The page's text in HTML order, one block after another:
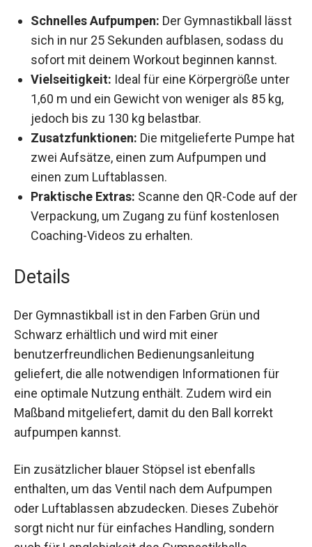
Schnelles Aufpumpen: Der Gymnastikball
lässt sich in nur 25 Sekunden aufblasen,
sodass du sofort mit deinem Workout
beginnen kannst.
Vielseitigkeit: Ideal für eine Körpergröße
unter 1,60 m und ein Gewicht von weniger als
85 kg, jedoch bis zu 130 kg belastbar.
Zusatzfunktionen:Die mitgelieferte Pumpe
hat zwei Aufsätze, einen zum Aufpumpen und
einen zum Luftablassen.
Praktische Extras:Scanne den QR-Code auf
der Verpackung, um Zugang zu fünf
Der Gymnastikball ist in den Farben Grün und
Schwarz erhältlich und wird mit einer
benutzerfreundlichen Bedienungsanleitung
geliefert, die alle notwendigen Informationen für
eine optimale Nutzung enthält. Zudem wird ein
Maßband mitgeliefert, damit du den Ball korrekt
Ein zusätzlicher blauer Stöpsel ist ebenfalls
enthalten, um das Ventil nach dem Aufpumpen
oder Luftablassen abzudecken. Dieses Zubehör